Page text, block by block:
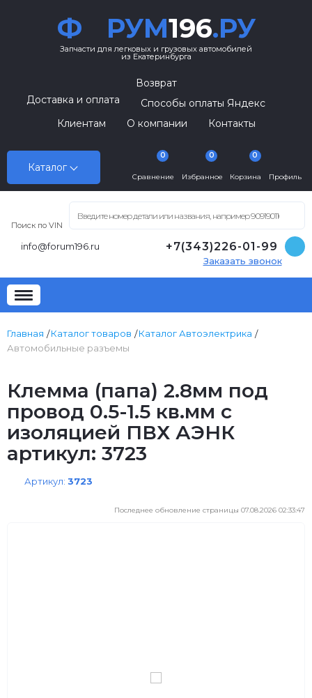
Ф РУМ196.РУ
Запчасти для легковых и грузовых автомобилей
из Екатеринбурга
Каталог
Возврат
Доставка и оплата
Способы оплаты Яндекс
Клиентам
О компании Контакты
Сравнение
0
Избранное
0
Корзина
0
Профиль
Поиск по VIN
info@forum196.ru +7(343)226-01-99
Заказать звонок
Главная Каталог товаров
Каталог Автоэлектрика
Автомобильные разъемы
Клемма (папа) 2.8мм под
провод 0.5-1.5 кв.мм с
изоляцией ПВХ АЭНК
артикул: 3723
Артикул: 3723
Последнее обновление страницы 07.08.2026 02:33:47